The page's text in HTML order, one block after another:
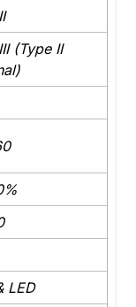
(Type II
LED